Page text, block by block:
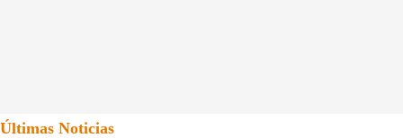
Últimas Noticias